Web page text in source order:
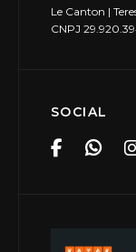
Le Canton |
CNPJ
SOCIAL